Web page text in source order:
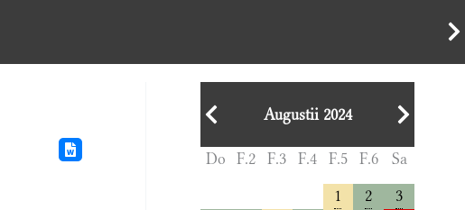
Augustii 2024
Do F.2 F.3 F.4 F.5 F.6 Sa
1 2
3